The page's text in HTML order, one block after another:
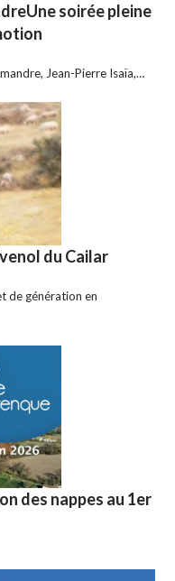
soirée pleine
Jean-Pierre Isaïa,…
du Cailar
de génération en
des nappes au 1er